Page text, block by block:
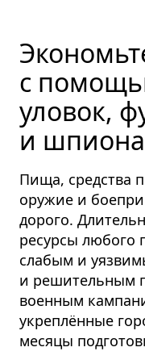
с
уловок,
и
Пища, средства
оружие и
дорого.
ресурсы любого
слабым и
и решительным
военным
укреплённые
месяцы